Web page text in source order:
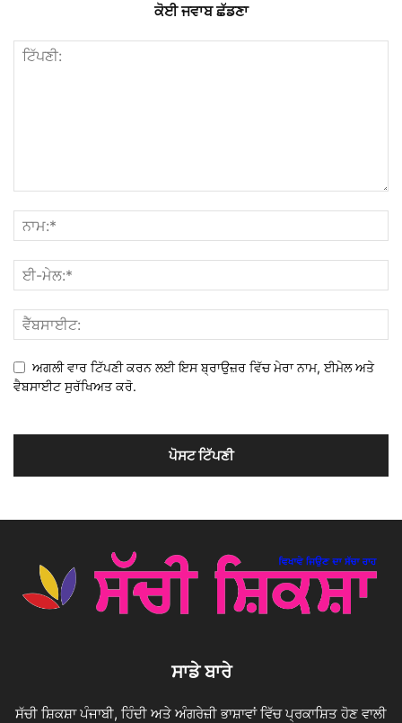
ਕੋਈ ਜਵਾਬ ਛੱਡਣਾ
ਅਗਲੀ ਵਾਰ ਟਿੱਪਣੀ ਕਰਨ ਲਈ ਇਸ ਬ੍ਰਾਉਜ਼ਰ ਵਿੱਚ ਮੇਰਾ ਨਾਮ, ਈਮੇਲ ਅਤੇ
ਵੈਬਸਾਈਟ ਸੁਰੱਖਿਅਤ ਕਰੋ.
ਸਾਡੇ ਬਾਰੇ
ਸੱਚੀ ਸ਼ਿਕਸ਼ਾ ਪੰਜਾਬੀ, ਹਿੰਦੀ ਅਤੇ ਅੰਗਰੇਜ਼ੀ ਭਾਸ਼ਾਵਾਂ ਵਿੱਚ ਪ੍ਰਕਾਸ਼ਿਤ ਹੋਣ ਵਾਲੀ